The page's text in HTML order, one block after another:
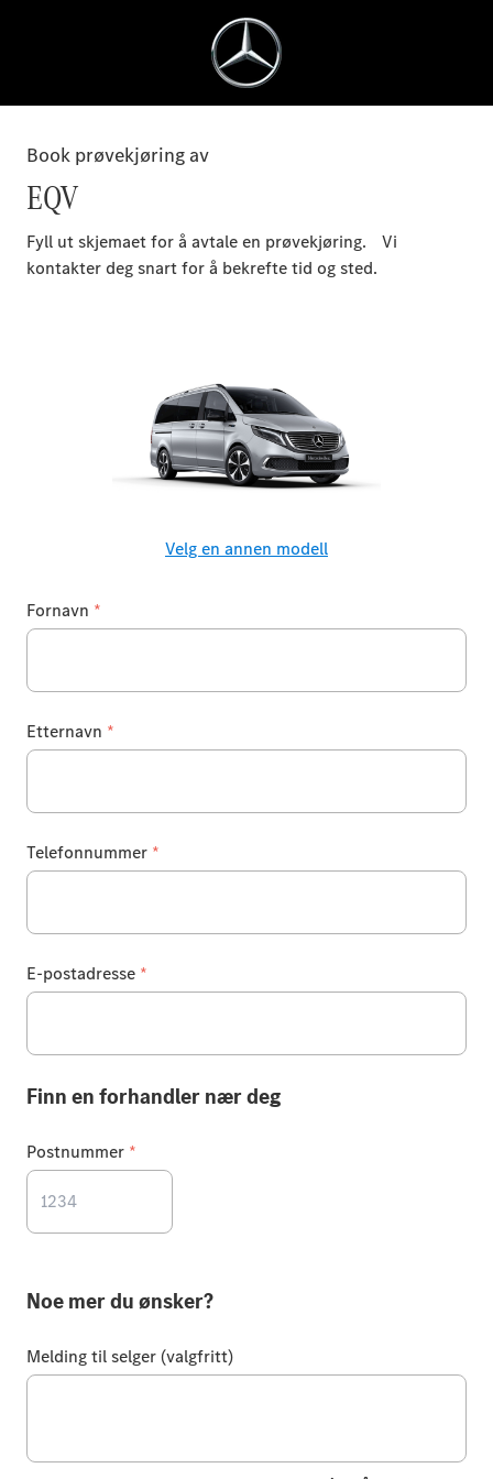
Velg en annen modell
Book prøvekjøring av
EQV
Fyll ut skjemaet for å avtale en prøvekjøring. Vi
kontakter deg snart for å bekrefte tid og sted.
Fornavn *
Etternavn *
E-postadresse *
Telefonnummer *
Finn en forhandler nær deg
Postnummer *
Noe mer du ønsker?
Melding til selger (valgfritt)